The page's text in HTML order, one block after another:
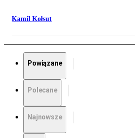
Kamil Kołsut
Powiązane
Polecane
Najnowsze